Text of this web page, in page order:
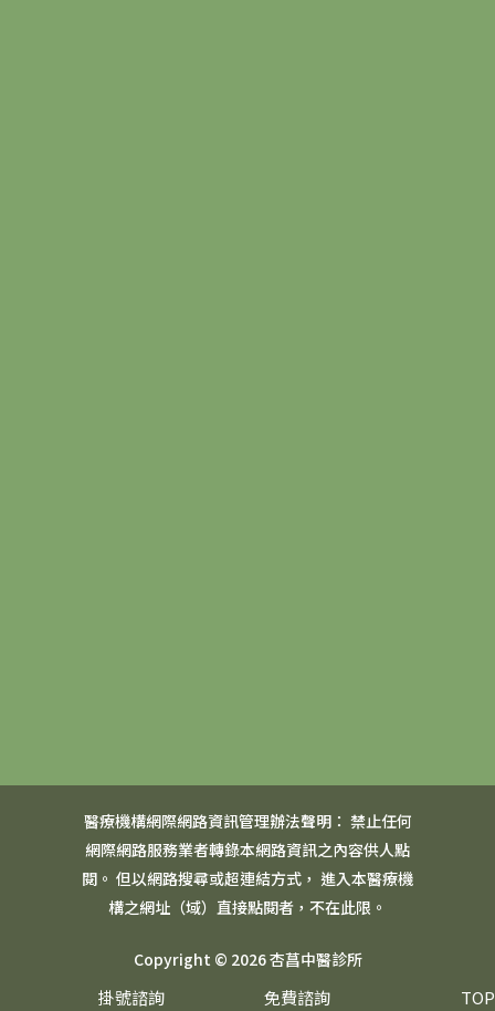
醫療機構網際網路資訊管理辦法聲明： 禁止任何
網際網路服務業者轉錄本網路資訊之內容供人點
閱。 但以網路搜尋或超連結方式， 進入本醫療機
構之網址（域）直接點閱者，不在此限。
Copyright © 2026 杏菖中醫診所